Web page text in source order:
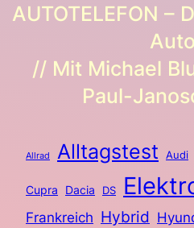
AUTOTELEFON –
// Mit Michael
Paul-
Allrad Alltagstest Audi
Cupra Dacia DS
Frankreich Hybrid